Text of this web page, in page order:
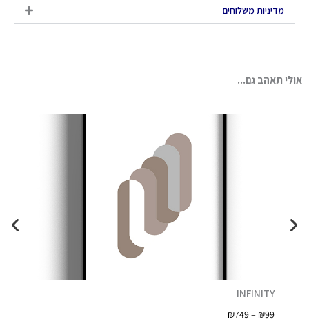
מדיניות משלוחים
אולי תאהב גם...
INFINITY
₪99
–
₪749